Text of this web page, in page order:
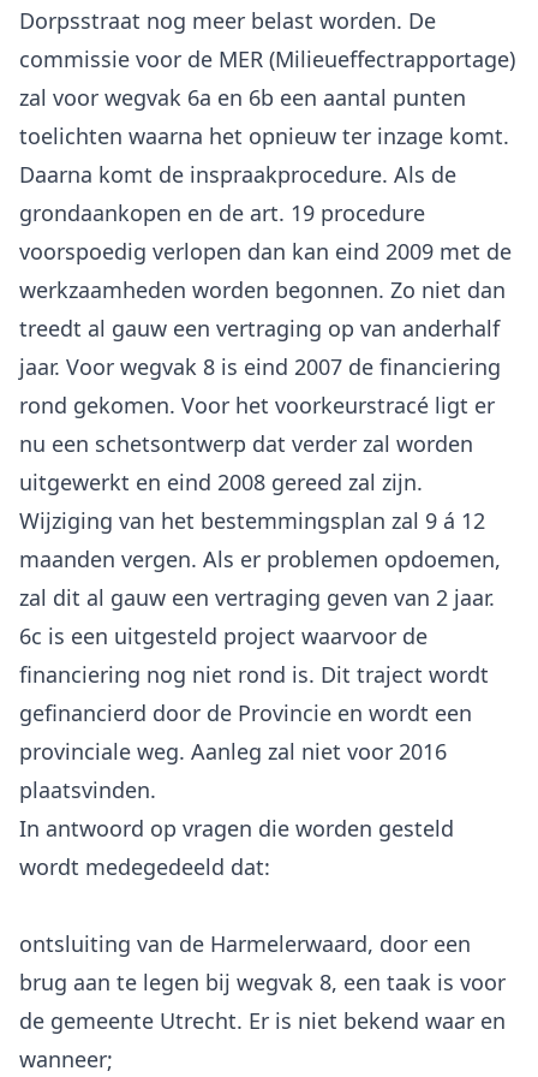
Dorpsstraat nog meer belast worden. De
commissie voor de MER (Milieueffectrapportage)
zal voor wegvak 6a en 6b een aantal punten
toelichten waarna het opnieuw ter inzage komt.
Daarna komt de inspraakprocedure. Als de
grondaankopen en de art. 19 procedure
voorspoedig verlopen dan kan eind 2009 met de
werkzaamheden worden begonnen. Zo niet dan
treedt al gauw een vertraging op van anderhalf
jaar. Voor wegvak 8 is eind 2007 de financiering
rond gekomen. Voor het voorkeurstracé ligt er
nu een schetsontwerp dat verder zal worden
uitgewerkt en eind 2008 gereed zal zijn.
Wijziging van het bestemmingsplan zal 9 á 12
maanden vergen. Als er problemen opdoemen,
zal dit al gauw een vertraging geven van 2 jaar.
6c is een uitgesteld project waarvoor de
financiering nog niet rond is. Dit traject wordt
gefinancierd door de Provincie en wordt een
provinciale weg. Aanleg zal niet voor 2016
plaatsvinden.
In antwoord op vragen die worden gesteld
ontsluiting van de Harmelerwaard, door een
brug aan te legen bij wegvak 8, een taak is voor
de gemeente Utrecht. Er is niet bekend waar en
wanneer;